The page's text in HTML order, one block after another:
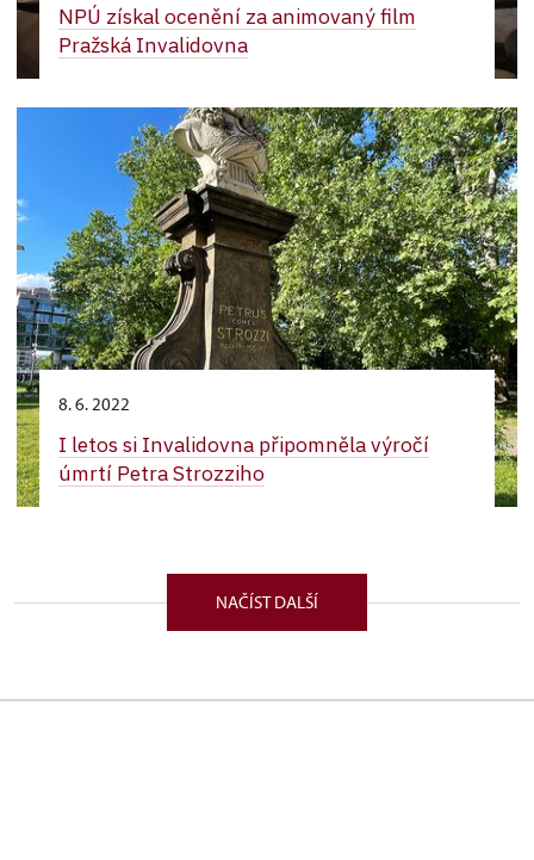
NPÚ získal ocenění za animovaný film
Pražská Invalidovna
8. 6. 2022
I letos si Invalidovna připomněla výročí
úmrtí Petra Strozziho
NAČÍST DALŠÍ